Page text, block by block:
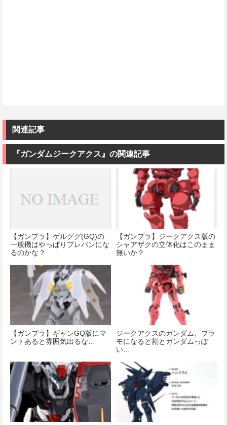
関連記事
『ガンダムジークアクス』の関連記事
【ガンプラ】ゲルググ(GQ)の
一般機はやっぱりプレバンにな
るのかな？
【ガンプラ】ジークアクス版の
シャアザクの立体化はこのまま
無いか？
【ガンプラ】ギャンGQ版にマ
ントあると雰囲気出るな…
ジークアクスのガンダム、プラ
モになると割とガンダムっぽ
い…